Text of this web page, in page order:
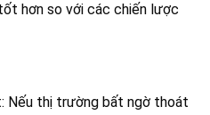
hơn so với các chiến lược
Nếu thị trường bất ngờ thoát